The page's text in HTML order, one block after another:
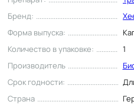
Бренд:
Форма выпуска:
Количество в упаковке:
1
Производитель
Срок годности:
Страна